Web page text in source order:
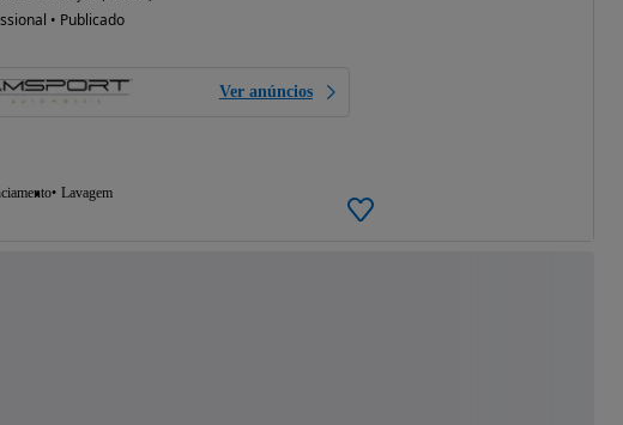
• Publicado
Ver anúncios
Lavagem